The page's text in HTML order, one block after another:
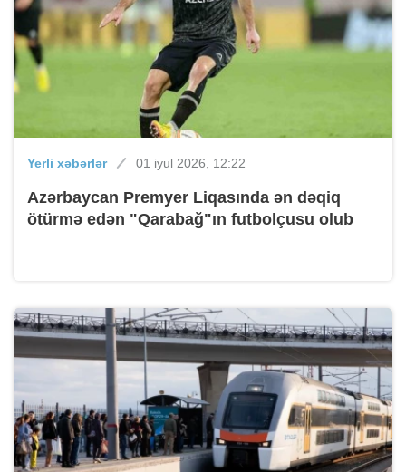
Yerli xəbərlər 01 iyul 2026, 12:22
Azərbaycan Premyer Liqasında ən dəqiq
ötürmə edən "Qarabağ"ın futbolçusu olub